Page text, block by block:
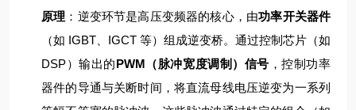
原理 ： 逆变环节是高压变频器的核心，由功率开关器件
（如 IGBT、IGCT 等）组成逆变桥。通过控制芯片（如
DSP）输出的PWM（脉冲宽度调制）信号 ，控制功率
器件的导通与关断时间，将直流母线电压逆变为一系列